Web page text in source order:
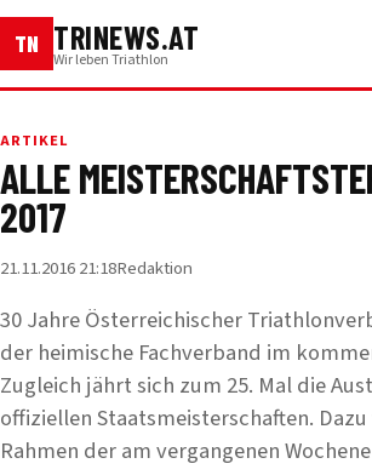
TN TRINEWS.AT
Wir leben Triathlon
ARTIKEL
ALLE
2017
21.11.2016 21:18Redaktion
30 Jahre Österreichischer
der heimische Fachverband im
Zugleich jährt sich zum 25. Mal die
offiziellen Staatsmeisterschaften.
Rahmen der am vergangenen